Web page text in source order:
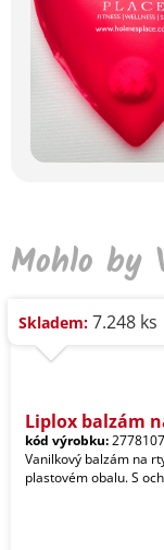
Mohlo by
Skladem: 7.248 ks
Liplox balzám
kód výrobku:
Vanilkový balzám na
plastovém obalu. S